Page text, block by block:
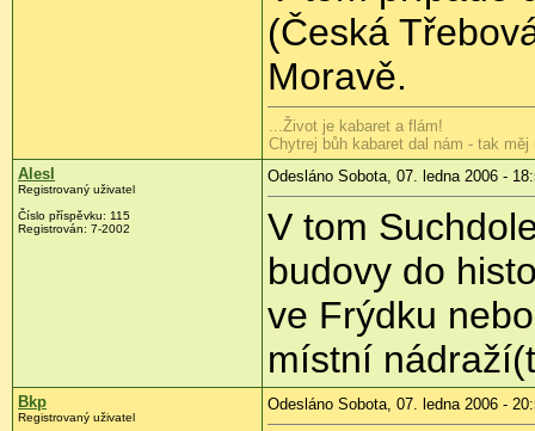
(Česká
Moravě.
...Život je kabaret a flám!
Chytrej bůh kabaret dal nám - tak
Alesl
Registrovaný uživatel
Číslo příspěvku: 115
Registrován: 7-2002
Odesláno Sobota, 07. ledna 2006 -
V tom
budovy do
ve Frýdku
místní
Bkp
Registrovaný uživatel
Odesláno Sobota, 07. ledna 2006 -